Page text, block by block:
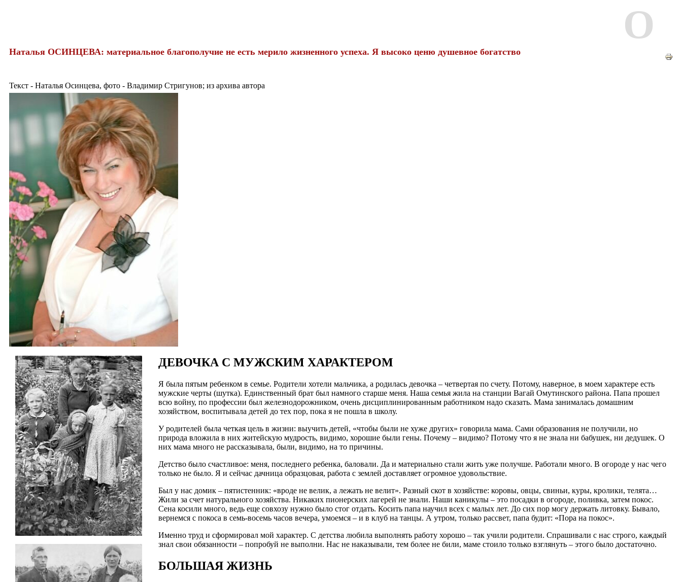
О
Наталья ОСИНЦЕВА: материальное благополучие не есть мерило жизненного успеха. Я высоко ценю душевное богатство
Текст - Наталья Осинцева, фото - Владимир Стригунов; из архива автора
ДЕВОЧКА С МУЖСКИМ ХАРАКТЕРОМ
Я была пятым ребенком в семье. Родители хотели мальчика, а родилась девочка – четвертая по счету. Потому, наверное, в моем характере есть
мужские черты (шутка). Единственный брат был намного старше меня. Наша семья жила на станции Вагай Омутинского района. Папа прошел
всю войну, по профессии был железнодорожником, очень дисциплинированным работником надо сказать. Мама занималась домашним
хозяйством, воспитывала детей до тех пор, пока я не пошла в школу.
У родителей была четкая цель в жизни: выучить детей, «чтобы были не хуже других» говорила мама. Сами образования не получили, но
природа вложила в них житейскую мудрость, видимо, хорошие были гены. Почему – видимо? Потому что я не знала ни бабушек, ни дедушек. О
них мама много не рассказывала, были, видимо, на то причины.
Детство было счастливое: меня, последнего ребенка, баловали. Да и материально стали жить уже получше. Работали много. В огороде у нас чего
только не было. Я и сейчас дачница образцовая, работа с землей доставляет огромное удовольствие.
Был у нас домик – пятистенник: «вроде не велик, а лежать не велит». Разный скот в хозяйстве: коровы, овцы, свиньи, куры, кролики, телята…
Жили за счет натурального хозяйства. Никаких пионерских лагерей не знали. Наши каникулы – это посадки в огороде, поливка, затем покос.
Сена косили много, ведь еще совхозу нужно было стог отдать. Косить папа научил всех с малых лет. До сих пор могу держать литовку. Бывало,
вернемся с покоса в семь-восемь часов вечера, умоемся – и в клуб на танцы. А утром, только рассвет, папа будит: «Пора на покос».
Именно труд и сформировал мой характер. С детства любила выполнять работу хорошо – так учили родители. Спрашивали с нас строго, каждый
знал свои обязанности – попробуй не выполни. Нас не наказывали, тем более не били, маме стоило только взглянуть – этого было достаточно.
БОЛЬШАЯ ЖИЗНЬ